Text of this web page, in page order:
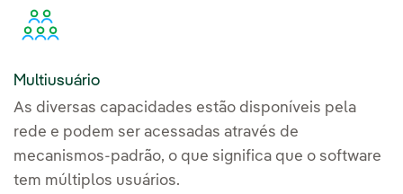
Multiusuário
As diversas capacidades estão disponíveis pela
rede e podem ser acessadas através de
mecanismos-padrão, o que significa que o software
tem múltiplos usuários.